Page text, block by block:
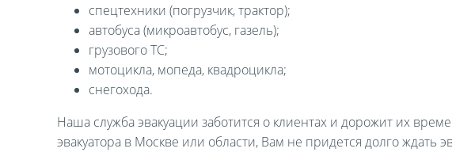
спецтехники (погрузчик, трактор);
автобуса (микроавтобус, газель);
грузового ТС;
мотоцикла, мопеда, квадроцикла;
снегохода.
Наша служба эвакуации заботится о клиентах и дорожит их
эвакуатора в Москве или области, Вам не придется долго ждать